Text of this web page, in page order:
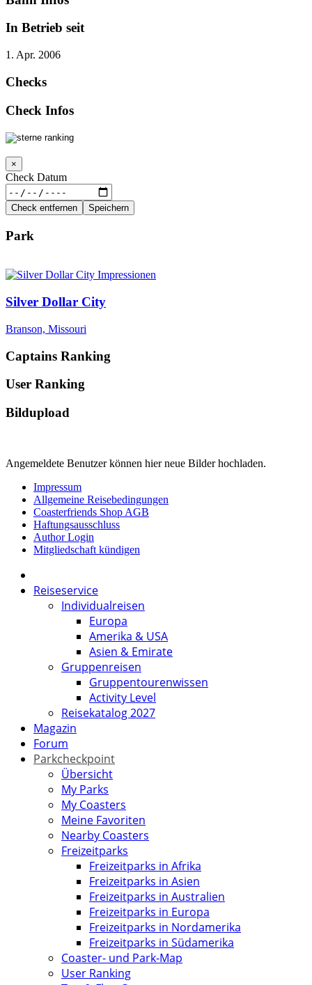
In Betrieb seit
1. Apr. 2006
Checks
Check Infos
×
Check Datum
Check entfernen Speichern
Park
Silver Dollar City
Branson, Missouri
Captains Ranking
User Ranking
Bildupload
Angemeldete Benutzer können hier neue Bilder hochladen.
Impressum
Allgemeine Reisebedingungen
Coasterfriends Shop AGB
Haftungsausschluss
Author Login
Mitgliedschaft kündigen
Reiseservice
Individualreisen
Europa
Amerika & USA
Asien & Emirate
Gruppenreisen
Gruppentourenwissen
Activity Level
Reisekatalog 2027
Magazin
Forum
Parkcheckpoint
Übersicht
My Parks
My Coasters
Meine Favoriten
Nearby Coasters
Freizeitparks
Freizeitparks in Afrika
Freizeitparks in Asien
Freizeitparks in Australien
Freizeitparks in Europa
Freizeitparks in Nordamerika
Freizeitparks in Südamerika
Coaster- und Park-Map
User Ranking